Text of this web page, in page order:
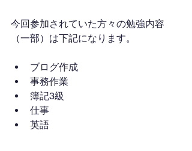
今回参加されていた方々の勉強内容
（一部）は下記になります。
ブログ作成
事務作業
簿記3級
仕事
英語